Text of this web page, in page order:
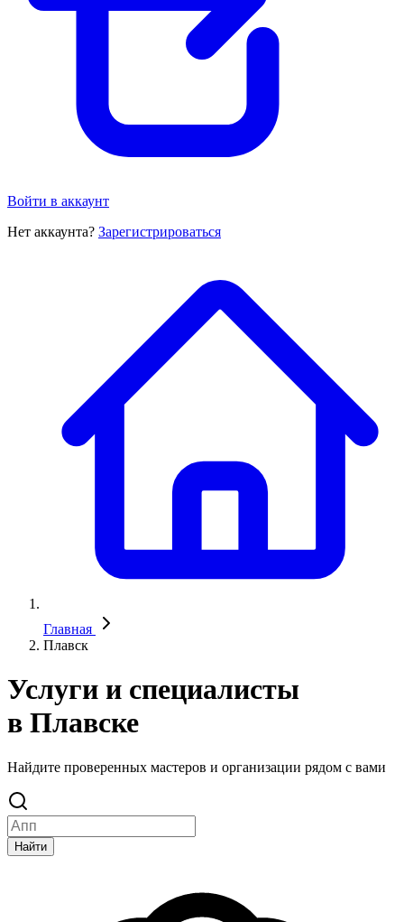
Войти в аккаунт
Нет аккаунта? Зарегистрироваться
Главная
Плавск
Услуги и специалисты
в Плавске
Найдите проверенных мастеров и организации рядом с вами
Найти